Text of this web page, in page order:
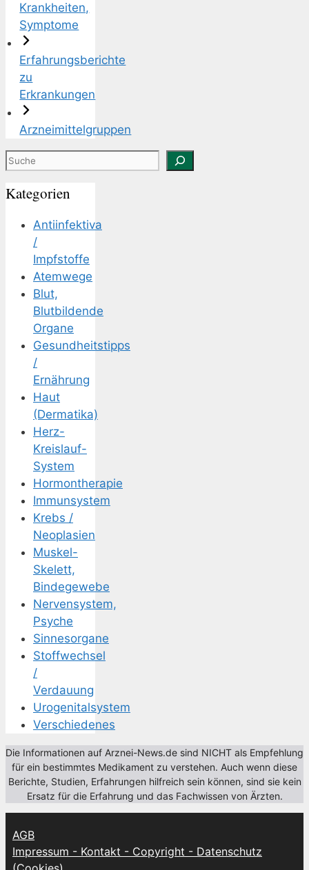
Krankheiten,
Symptome
Erfahrungsberichte
zu
Erkrankungen
Arzneimittelgruppen
Suchen
Kategorien
Antiinfektiva
/
Impfstoffe
Atemwege
Blut,
Blutbildende
Organe
Gesundheitstipps
/
Ernährung
Haut
(Dermatika)
Herz-
Kreislauf-
System
Hormontherapie
Immunsystem
Krebs /
Neoplasien
Muskel-
Skelett,
Bindegewebe
Nervensystem,
Psyche
Sinnesorgane
Stoffwechsel
/
Verdauung
Urogenitalsystem
Verschiedenes
Die Informationen auf Arznei-News.de sind NICHT als Empfehlung
für ein bestimmtes Medikament zu verstehen. Auch wenn diese
Berichte, Studien, Erfahrungen hilfreich sein können, sind sie kein
Ersatz für die Erfahrung und das Fachwissen von Ärzten.
AGB
Impressum - Kontakt - Copyright - Datenschutz